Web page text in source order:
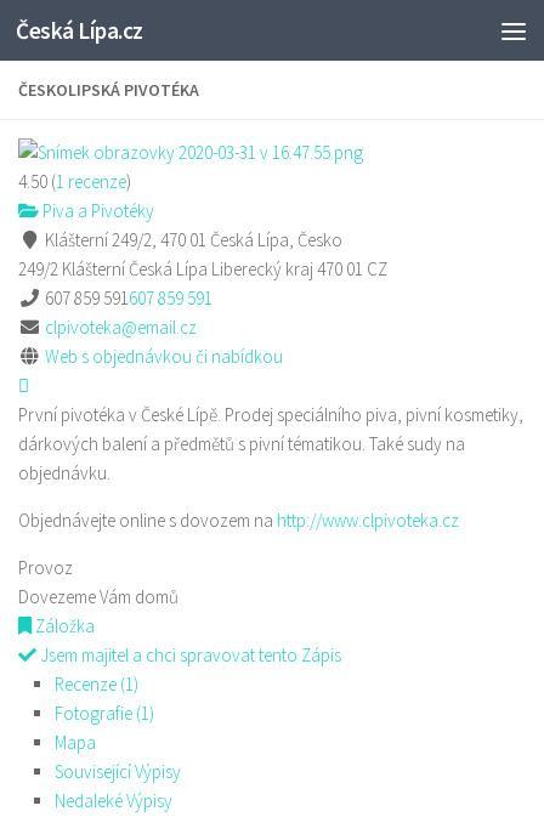
Skip to content
Česká Lípa.cz
ČESKOLIPSKÁ PIVOTÉKA
4.50 (1 recenze)
Piva a Pivotéky
Klášterní 249/2, 470 01 Česká Lípa, Česko
249/2 Klášterní Česká Lípa Liberecký kraj470 01 CZ
607 859 591607 859 591
clpivoteka@email.cz
Web s objednávkou či nabídkou
První pivotéka v České Lípě. Prodej speciálního piva, pivní kosmetiky,
dárkových balení a předmětů s pivní tématikou. Také sudy na
objednávku.
Objednávejte online s dovozem na http://www.clpivoteka.cz
Provoz
Dovezeme Vám domů
Záložka
Jsem majitel a chci spravovat tento Zápis
Recenze (1)
Fotografie (1)
Mapa
Související Výpisy
Nedaleké Výpisy